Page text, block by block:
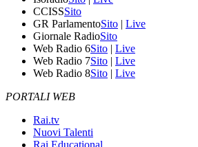
CCISSSito
GR ParlamentoSito | Live
Giornale RadioSito
Web Radio 6Sito | Live
Web Radio 7Sito | Live
Web Radio 8Sito | Live
PORTALI WEB
Rai.tv
Nuovi Talenti
Rai Educational